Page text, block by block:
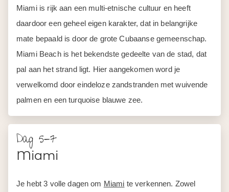
Miami is rijk aan een multi-etnische cultuur en heeft
daardoor een geheel eigen karakter, dat in belangrijke
mate bepaald is door de grote Cubaanse gemeenschap.
Miami Beach is het bekendste gedeelte van de stad, dat
pal aan het strand ligt. Hier aangekomen word je
verwelkomd door eindeloze zandstranden met wuivende
palmen en een turquoise blauwe zee.
Dag 5-7
Miami
Je hebt 3 volle dagen om Miami te verkennen. Zowel